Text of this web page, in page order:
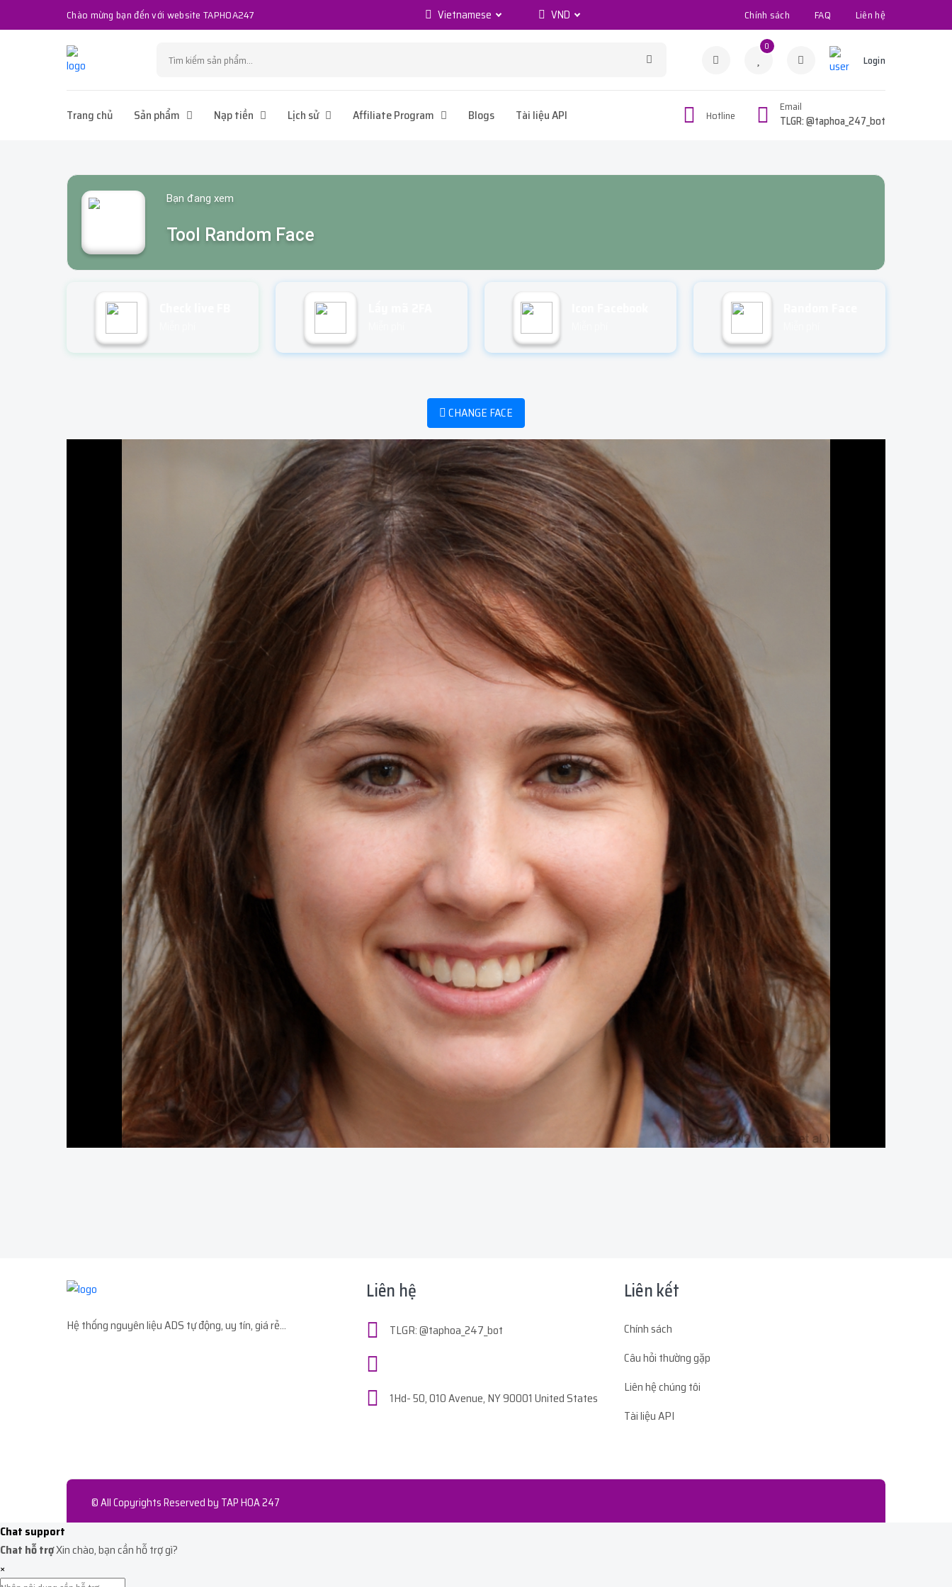
Chào mừng bạn đến với website TAPHOA247 Vietnamese VND Chính sách FAQ Liên hệ
0
Login
Trang chủ Sản phẩm Nạp tiền Lịch sử Affiliate Program Blogs Tài liệu API Hotline
Email
TLGR: @taphoa_247_bot
Bạn đang xem
Tool Random Face
CHANGE FACE
Hệ thống nguyên liệu ADS tự động, uy tín, giá rẻ...
Liên hệ
TLGR: @taphoa_247_bot
1Hd- 50, 010 Avenue, NY 90001 United States
Liên kết
Chính sách
Câu hỏi thường gặp
Liên hệ chúng tôi
Tài liệu API
© All Copyrights Reserved by TAP HOA 247
Chat support
Chat hỗ trợXin chào, bạn cần hỗ trợ gì?
×